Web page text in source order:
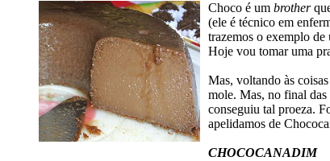
Choco é um brother
(ele é técnico em
trazemos o exemplo
Hoje vou tomar uma
Mas, voltando às
mole. Mas, no final das
conseguiu tal proeza.
apelidamos de
CHOCOCANADIM